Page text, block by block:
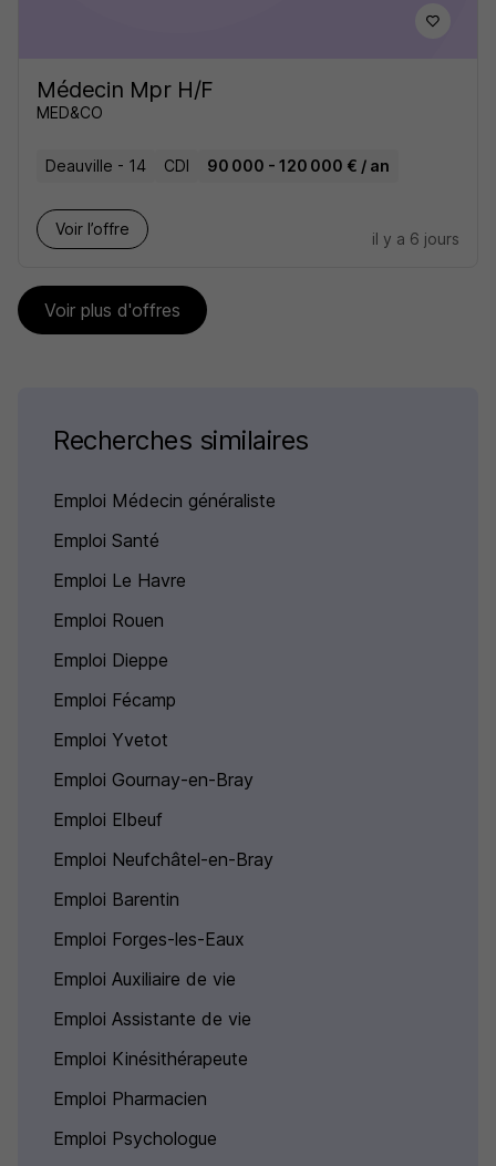
Médecin Mpr H/F
MED&CO
Deauville - 14 CDI 90 000 - 120 000 € / an
Voir l’offre
il y a 6 jours
Voir plus d'offres
Recherches similaires
Emploi Médecin généraliste
Emploi Santé
Emploi Le Havre
Emploi Rouen
Emploi Dieppe
Emploi Fécamp
Emploi Yvetot
Emploi Gournay-en-Bray
Emploi Elbeuf
Emploi Neufchâtel-en-Bray
Emploi Barentin
Emploi Forges-les-Eaux
Emploi Auxiliaire de vie
Emploi Assistante de vie
Emploi Kinésithérapeute
Emploi Pharmacien
Emploi Psychologue